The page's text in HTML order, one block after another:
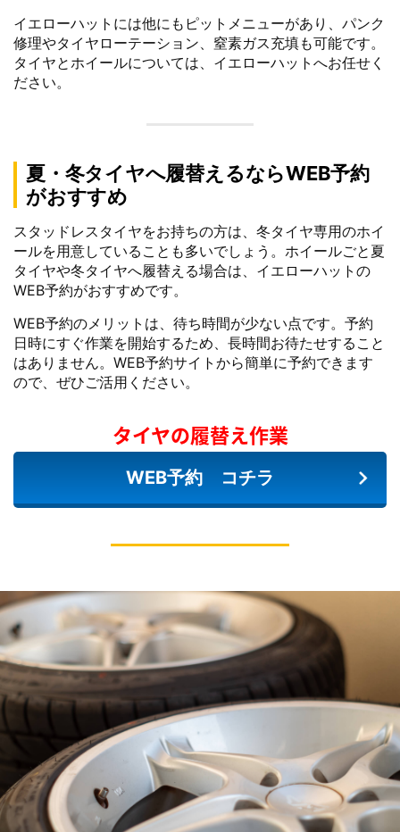
イエローハットには他にもピットメニューがあり、パンク
修理やタイヤローテーション、窒素ガス充填も可能です。
タイヤとホイールについては、イエローハットへお任せく
ださい。
夏・冬タイヤへ履替えるならWEB予約
がおすすめ
スタッドレスタイヤをお持ちの方は、冬タイヤ専用のホイ
ールを用意していることも多いでしょう。ホイールごと夏
タイヤや冬タイヤへ履替える場合は、イエローハットの
WEB予約がおすすめです。
WEB予約のメリットは、待ち時間が少ない点です。予約
日時にすぐ作業を開始するため、長時間お待たせすること
はありません。WEB予約サイトから簡単に予約できます
ので、ぜひご活用ください。
タイヤの履替え作業
WEB予約 コチラ